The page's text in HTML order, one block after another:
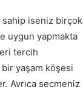
sahip iseniz birçok
uygun yapmakta
tercih
yaşam köşesi
Ayrıca seçmeniz